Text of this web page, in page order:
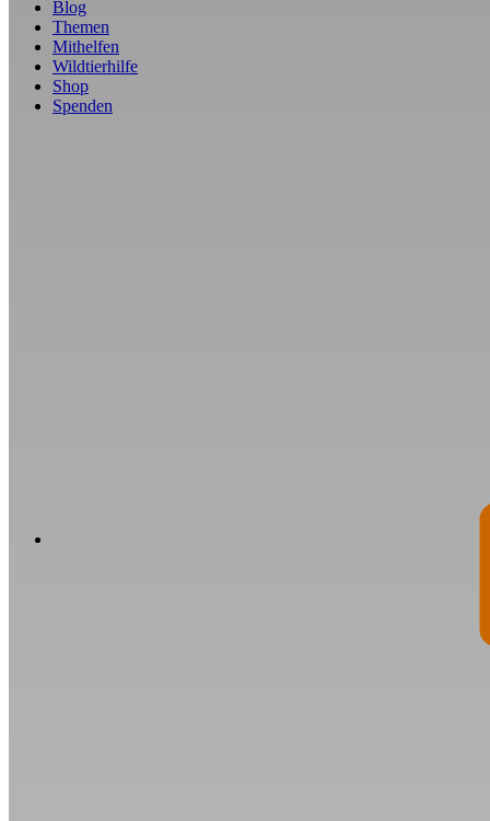
Blog
Themen
Mithelfen
Wildtierhilfe
Shop
Spenden